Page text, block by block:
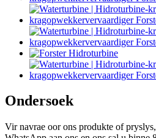
Ondersoek
Vir navrae oor ons produkte of